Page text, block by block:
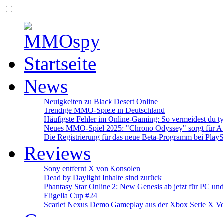
News
Neuigkeiten zu Black Desert Online
Trendige MMO-Spiele in Deutschland
Häufigste Fehler im Online-Gaming: So vermeidest du
Neues MMO-Spiel 2025: "Chrono Odyssey" sorgt für
Die Registrierung für das neue Beta-Programm bei
Reviews
Sony entfernt X von Konsolen
Dead by Daylight Inhalte sind zurück
Phantasy Star Online 2: New Genesis ab jetzt für PC
Eligella Cup #24
Scarlet Nexus Demo Gameplay aus der Xbox Serie X